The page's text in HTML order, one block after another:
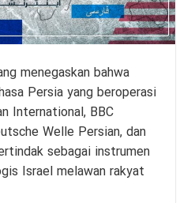
menegaskan bahwa
Persia yang beroperasi
International, BBC
Welle Persian, dan
sebagai instrumen
Israel melawan rakyat